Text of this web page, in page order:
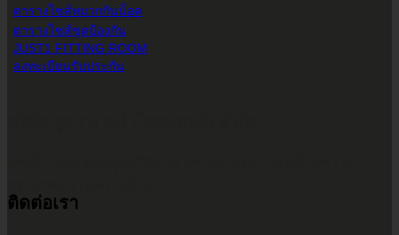
ตารางไซส์หมวกกันน็อค
ตารางไซส์ชุดป้องกัน
JUST1 FITTING ROOM
ลงทะเบียนรับประกัน
ติดต่อเรา